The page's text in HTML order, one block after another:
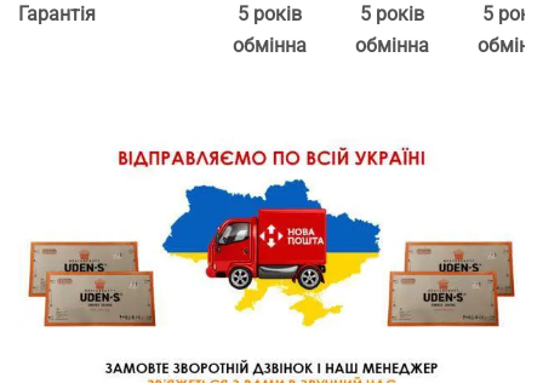
Гарантія
5 років
обмінна
5 років
обмінна
5